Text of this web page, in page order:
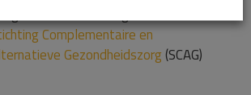
brancheorganisatie:
Complementaire en
Gezondheidszorg(SCAG)